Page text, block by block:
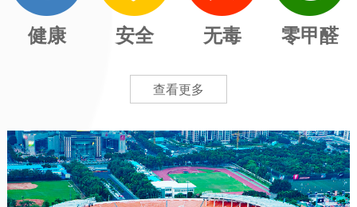
健康 安全 无毒 零甲醛
查看更多